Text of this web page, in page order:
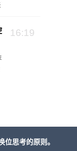
16:19
思考的原则。